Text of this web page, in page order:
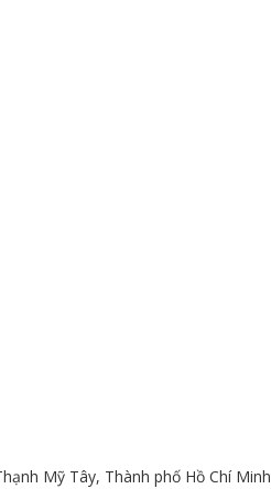
Mỹ Tây, Thành phố Hồ Chí Minh